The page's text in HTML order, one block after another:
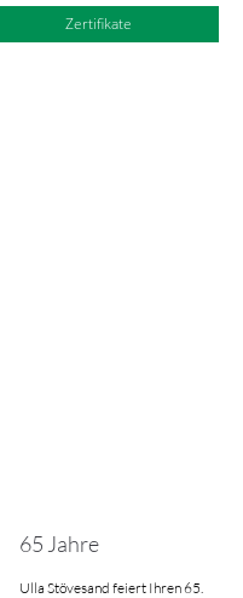
Zertifikate
65 Jahre
Ulla Stövesand feiert Ihren 65.